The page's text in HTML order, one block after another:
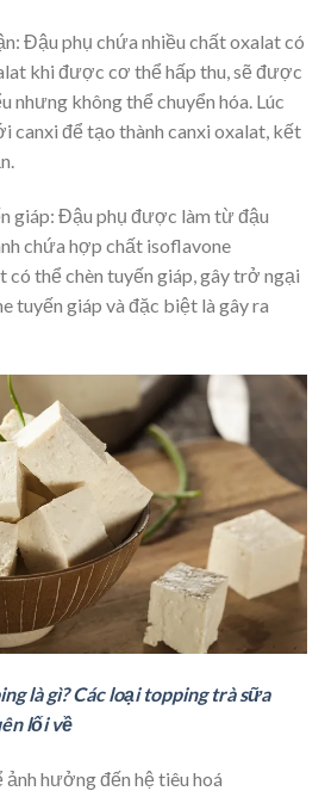
Đậu phụ chứa nhiều chất oxalat có
khi được cơ thể hấp thu, sẽ được
nhưng không thể chuyển hóa. Lúc
canxi để tạo thành canxi oxalat, kết
giáp: Đậu phụ được làm từ đậu
chứa hợp chất isoflavone
có thể chèn tuyến giáp, gây trở ngại
tuyến giáp và đặc biệt là gây ra
là gì? Các loại topping trà sữa
lối về
ảnh hưởng đến hệ tiêu hoá